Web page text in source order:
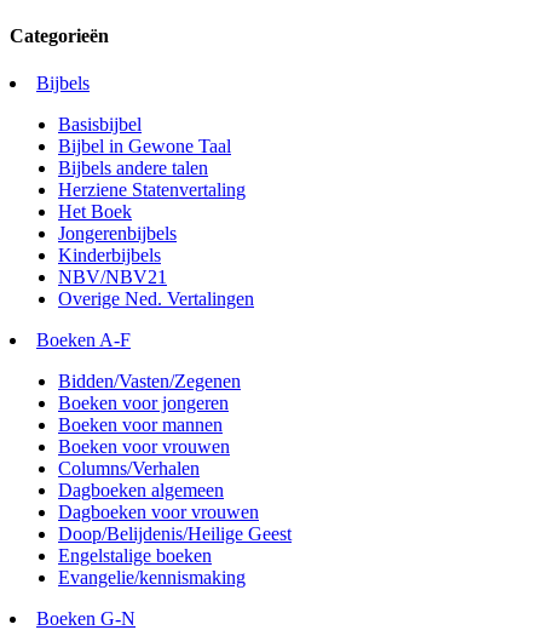
Categorieën
Bijbels
Basisbijbel
Bijbel in Gewone Taal
Bijbels andere talen
Herziene Statenvertaling
Het Boek
Jongerenbijbels
Kinderbijbels
NBV/NBV21
Overige Ned. Vertalingen
Boeken A-F
Bidden/Vasten/Zegenen
Boeken voor jongeren
Boeken voor mannen
Boeken voor vrouwen
Columns/Verhalen
Dagboeken algemeen
Dagboeken voor vrouwen
Doop/Belijdenis/Heilige Geest
Engelstalige boeken
Evangelie/kennismaking
Boeken G-N